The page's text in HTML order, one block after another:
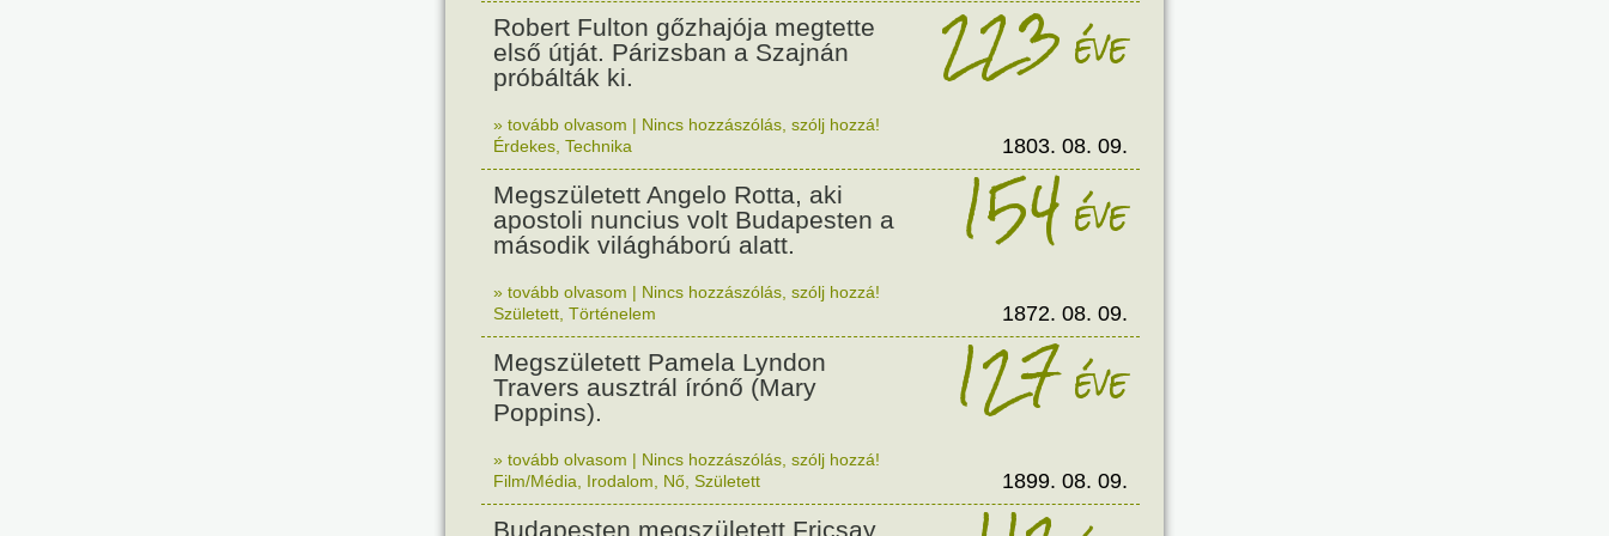
Robert Fulton gőzhajója megtette
első útját. Párizsban a Szajnán
próbálták ki.
223éve
» tovább olvasom | Nincs hozzászólás, szólj hozzá!
Érdekes Technika 1803. 08. 09.
Megszületett Angelo Rotta, aki
apostoli nuncius volt Budapesten a
második világháború alatt.
154éve
» tovább olvasom | Nincs hozzászólás, szólj hozzá!
Született Történelem 1872. 08. 09.
Megszületett Pamela Lyndon
Travers ausztrál írónő (Mary
Poppins).
127éve
» tovább olvasom | Nincs hozzászólás, szólj hozzá!
Film/Média
Irodalom Nő Született 1899. 08. 09.
Budapesten megszületett Fricsay